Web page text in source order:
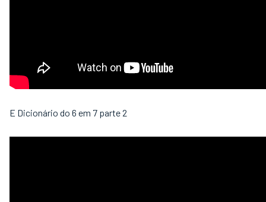
E Dicionário do 6 em 7 parte 2